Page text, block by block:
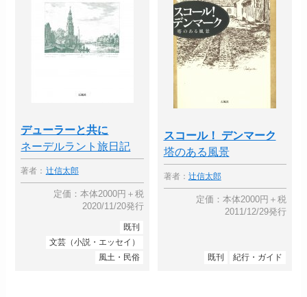
デューラーと共に
ネーデルラント旅日記
著者： 辻信太郎
定価：本体2000円＋税
2020/11/20発行
既刊
文芸（小説・エッセイ）
風土・民俗
スコール！ デンマーク
塔のある風景
著者： 辻信太郎
定価：本体2000円＋税
2011/12/29発行
既刊 紀行・ガイド